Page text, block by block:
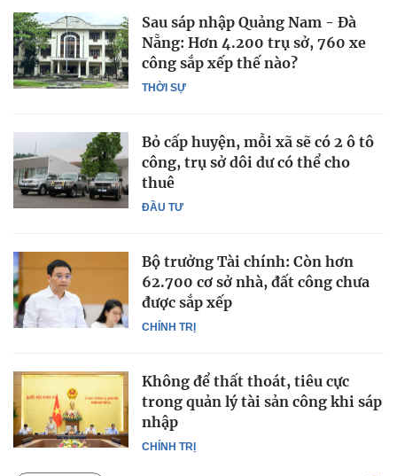
THỜI SỰ
Sau sáp nhập Quảng Nam - Đà
Nẵng: Hơn 4.200 trụ sở, 760 xe
công sắp xếp thế nào?
ĐẦU TƯ
Bỏ cấp huyện, mỗi xã sẽ có 2 ô tô
công, trụ sở dôi dư có thể cho
thuê
CHÍNH TRỊ
Bộ trưởng Tài chính: Còn hơn
62.700 cơ sở nhà, đất công chưa
được sắp xếp
CHÍNH TRỊ
Không để thất thoát, tiêu cực
trong quản lý tài sản công khi sáp
nhập